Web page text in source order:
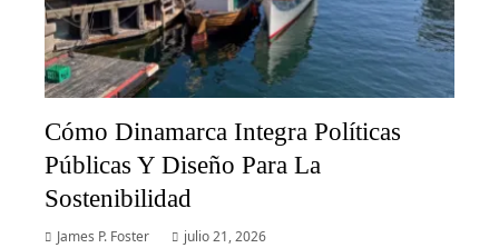
Cómo Dinamarca Integra Políticas
Públicas Y Diseño Para La
Sostenibilidad
James P. Foster julio 21, 2026